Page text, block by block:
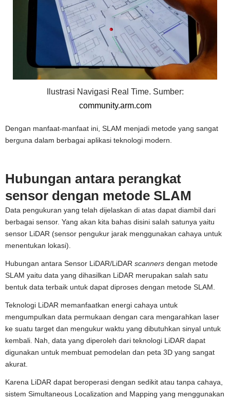
Ilustrasi Navigasi Real Time. Sumber:
community.arm.com
Dengan manfaat-manfaat ini, SLAM menjadi metode yang sangat
berguna dalam berbagai aplikasi teknologi modern.
Hubungan antara perangkat
sensor dengan metode SLAM
Data pengukuran yang telah dijelaskan di atas dapat diambil dari
berbagai sensor. Yang akan kita bahas disini salah satunya yaitu
sensor LiDAR (sensor pengukur jarak menggunakan cahaya untuk
menentukan lokasi).
Hubungan antara Sensor LiDAR/LiDAR scanners dengan metode
SLAM yaitu data yang dihasilkan LiDAR merupakan salah satu
bentuk data terbaik untuk dapat diproses dengan metode SLAM.
Teknologi LiDAR memanfaatkan energi cahaya untuk
mengumpulkan data permukaan dengan cara mengarahkan laser
ke suatu target dan mengukur waktu yang dibutuhkan sinyal untuk
kembali. Nah, data yang diperoleh dari teknologi LiDAR dapat
digunakan untuk membuat pemodelan dan peta 3D yang sangat
akurat.
Karena LiDAR dapat beroperasi dengan sedikit atau tanpa cahaya,
sistem Simultaneous Localization and Mapping yang menggunakan